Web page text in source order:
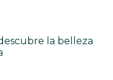
la belleza